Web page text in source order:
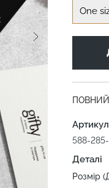
One
Артикул
588-
Деталі
Розмір